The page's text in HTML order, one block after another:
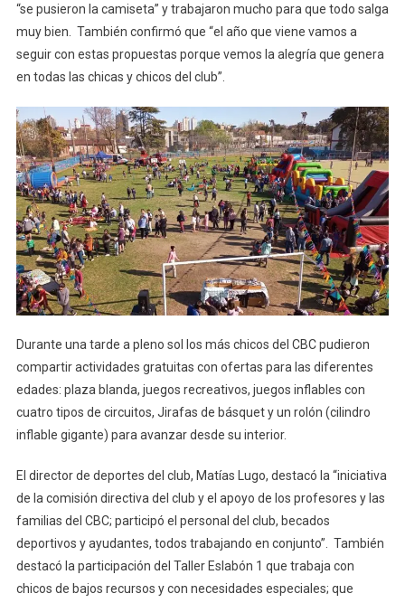
“se pusieron la camiseta” y trabajaron mucho para que todo salga
muy bien. También confirmó que “el año que viene vamos a
seguir con estas propuestas porque vemos la alegría que genera
en todas las chicas y chicos del club”.
Durante una tarde a pleno sol los más chicos del CBC pudieron
compartir actividades gratuitas con ofertas para las diferentes
edades: plaza blanda, juegos recreativos, juegos inflables con
cuatro tipos de circuitos, Jirafas de básquet y un rolón (cilindro
inflable gigante) para avanzar desde su interior.
El director de deportes del club, Matías Lugo, destacó la “iniciativa
de la comisión directiva del club y el apoyo de los profesores y las
familias del CBC; participó el personal del club, becados
deportivos y ayudantes, todos trabajando en conjunto”. También
destacó la participación del Taller Eslabón 1 que trabaja con
chicos de bajos recursos y con necesidades especiales; que